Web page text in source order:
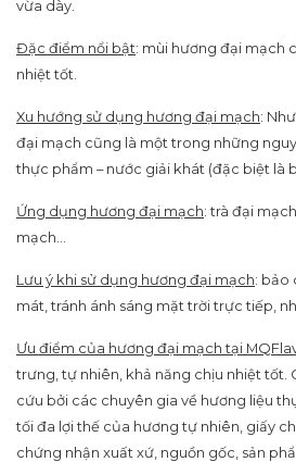
vừa dày.
Đặc điểm nổi bật: mùi hương đại mạch
nhiệt tốt.
Xu hướng sử dụng hương đại mạch:
đại mạch cũng là một trong những
thực phẩm – nước giải khát (đặc biệt là
Ứng dụng hương đại mạch: trà đại
mạch…
Lưu ý khi sử dụng hương đại mạch: bảo
mát, tránh ánh sáng mặt trời trực tiếp,
Ưu điểm của hương đại mạch tại
trưng, tự nhiên, khả năng chịu nhiệt tốt.
cứu bởi các chuyên gia về hương liệu
tối đa lợi thế của hương tự nhiên, giấy
chứng nhận xuất xứ, nguồn gốc, sản